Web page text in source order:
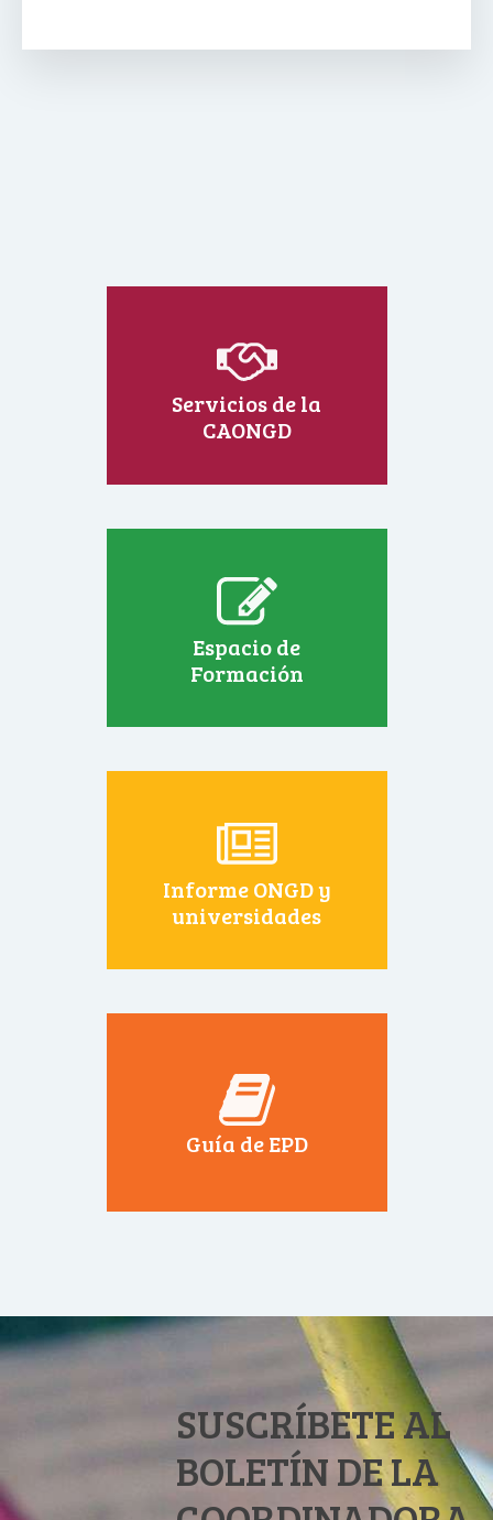
Servicios de la
CAONGD
Espacio de
Formación
Informe ONGD y
universidades
Guía de EPD
SUSCRÍBETE AL
BOLETÍN DE LA